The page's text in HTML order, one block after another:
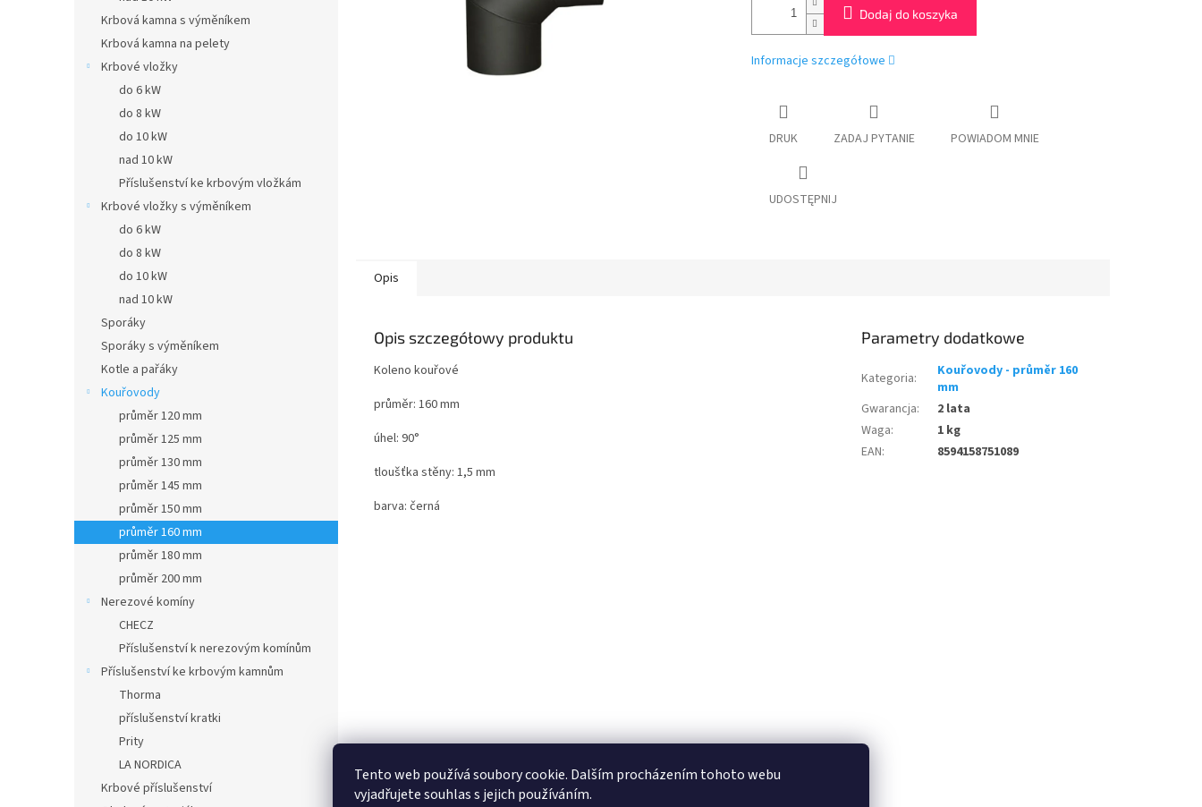
Tento web používá soubory cookie. Dalším procházením tohoto webu
vyjadřujete souhlas s jejich používáním.
Krbová kamna s výměníkem
Krbová kamna na pelety
Krbové vložky
do 6 kW
do 8 kW
do 10 kW
nad 10 kW
Příslušenství ke krbovým vložkám
Krbové vložky s výměníkem
do 6 kW
do 8 kW
do 10 kW
nad 10 kW
Sporáky
Sporáky s výměníkem
Kotle a pařáky
Kouřovody
průměr 120 mm
průměr 125 mm
průměr 130 mm
průměr 145 mm
průměr 150 mm
průměr 160 mm
průměr 180 mm
průměr 200 mm
Nerezové komíny
CHECZ
Příslušenství k nerezovým komínům
Příslušenství ke krbovým kamnům
Thorma
příslušenství kratki
Prity
LA NORDICA
Krbové příslušenství
Dodaj do koszyka
Informacje szczegółowe
DRUK ZADAJ PYTANIE POWIADOM MNIE
UDOSTĘPNIJ
Opis
Opis szczegółowy produktu
Koleno kouřové
průměr: 160 mm
úhel: 90°
tloušťka stěny: 1,5 mm
barva: černá
Parametry dodatkowe
Kategoria:
Kouřovody - průměr 160
mm
Gwarancja:
2 lata
Waga:
1 kg
EAN: 8594158751089